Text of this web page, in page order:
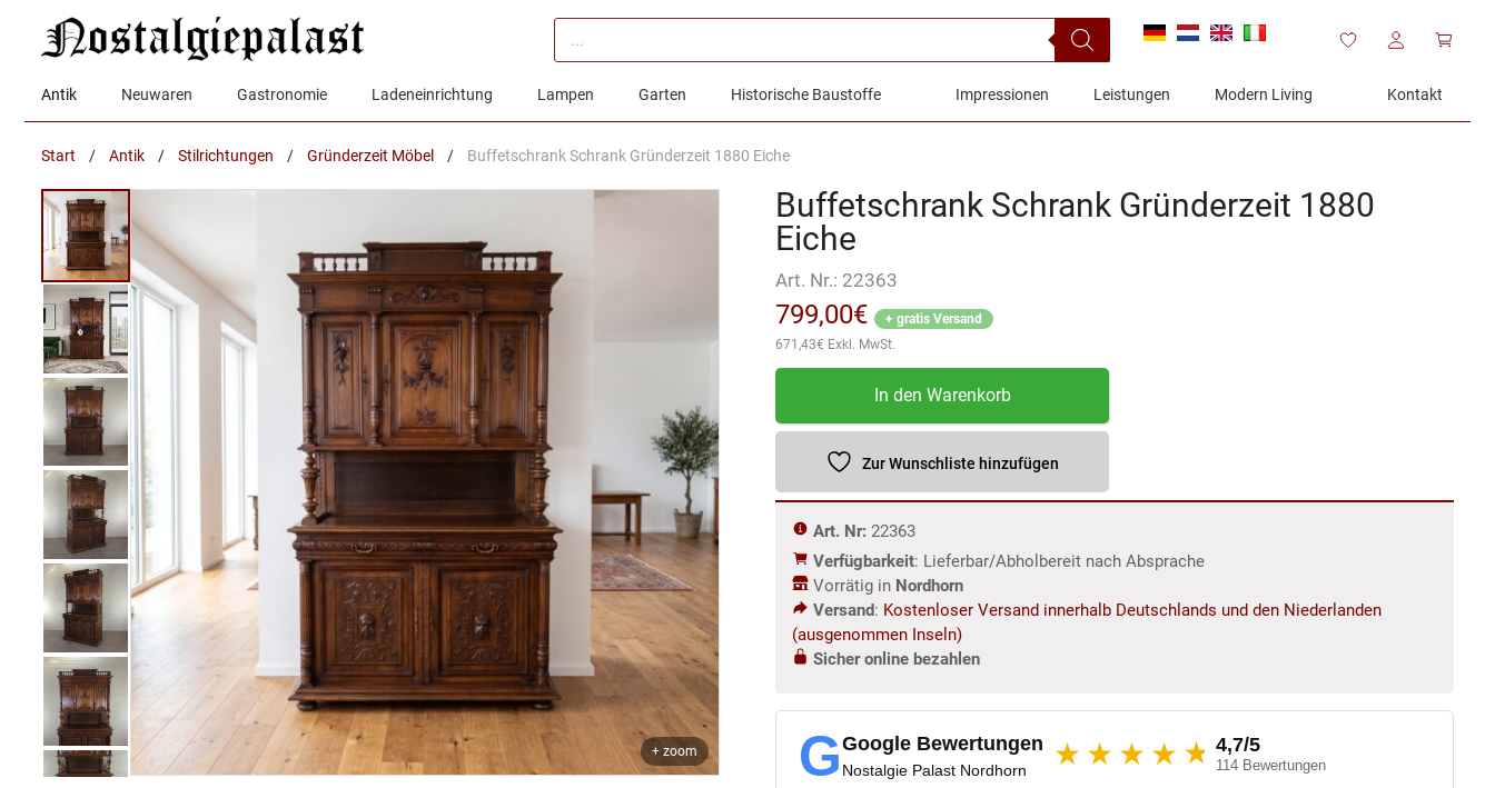
Products
search
Antik Neuwaren Gastronomie Ladeneinrichtung Lampen Garten Historische Baustoffe Impressionen Leistungen Modern Living Kontakt
Start / Antik / Stilrichtungen / Gründerzeit Möbel / Buffetschrank Schrank Gründerzeit 1880 Eiche
+ zoom
Buffetschrank Schrank Gründerzeit 1880
Eiche
Art. Nr.: 22363
799,00€
+ gratis Versand
671,43€ Exkl. MwSt.
Buffetschrank
Gründerzeit
Eiche
Menge
In den Warenkorb
Zur Wunschliste hinzufügen
Art. Nr:22363
Verfügbarkeit: Lieferbar/Abholbereit nach Absprache
Vorrätig in Nordhorn
Versand: Kostenloser Versand innerhalb Deutschlands und den Niederlanden
(ausgenommen Inseln)
Sicher online bezahlen
GGoogle Bewertungen
Nostalgie Palast Nordhorn ★★★★ ★ 4,7/5
114 Bewertungen